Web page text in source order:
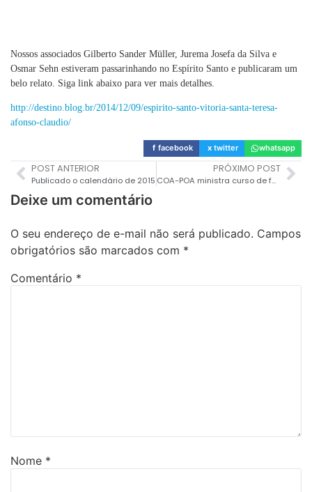
Nossos associados Gilberto Sander Müller, Jurema Josefa da Silva e
Osmar Sehn estiveram passarinhando no Espírito Santo e publicaram um
belo relato. Siga link abaixo para ver mais detalhes.
http://destino.blog.br/2014/12/09/espirito-santo-vitoria-santa-teresa-
afonso-claudio/
f facebook x twitter whatsapp
POST ANTERIOR
Publicado o calendário de 2015
PRÓXIMO POST
COA-POA ministra curso de fotografia em Mostardas
Deixe um comentário
O seu endereço de e-mail não será publicado. Campos
obrigatórios são marcados com *
Comentário *
Nome *